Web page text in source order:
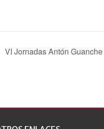
VI Jornadas Antón